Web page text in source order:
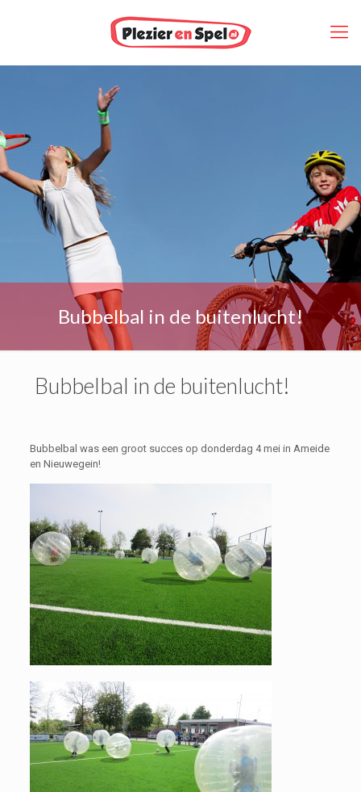
Bubbelbal in de buitenlucht!
Bubbelbal in de buitenlucht!
Bubbelbal was een groot succes op donderdag 4 mei in Ameide
en Nieuwegein!